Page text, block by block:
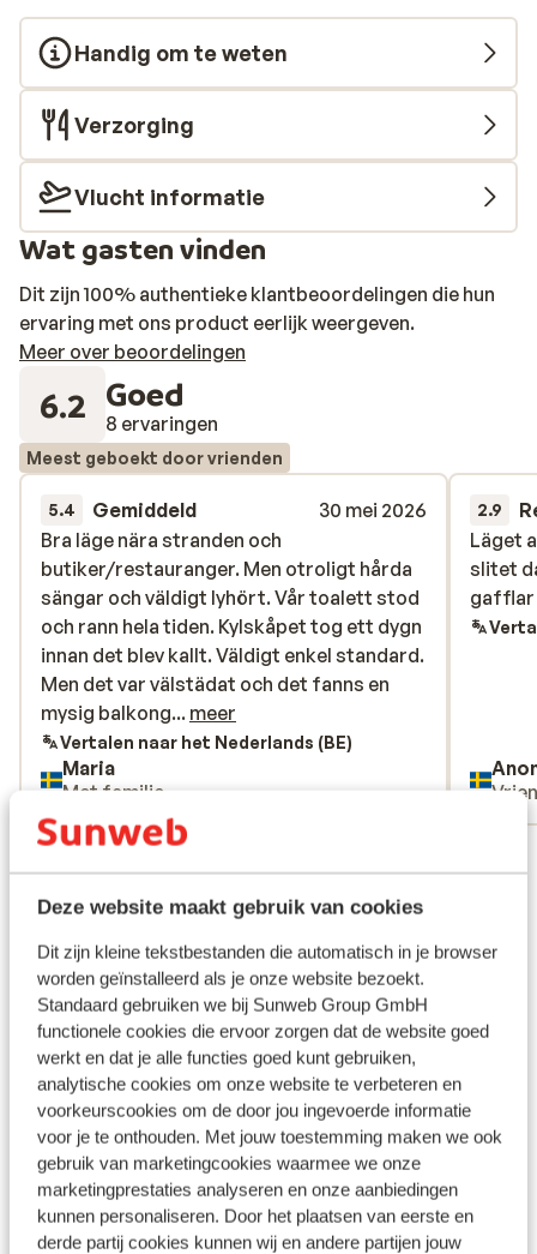
Deze website maakt gebruik van cookies
Dit zijn kleine tekstbestanden die automatisch in je browser
worden geïnstalleerd als je onze website bezoekt.
Standaard gebruiken we bij Sunweb Group GmbH
functionele cookies die ervoor zorgen dat de website goed
werkt en dat je alle functies goed kunt gebruiken,
analytische cookies om onze website te verbeteren en
voorkeurscookies om de door jou ingevoerde informatie
voor je te onthouden. Met jouw toestemming maken we ook
gebruik van marketingcookies waarmee we onze
marketingprestaties analyseren en onze aanbiedingen
kunnen personaliseren. Door het plaatsen van eerste en
derde partij cookies kunnen wij en andere partijen jouw
Handig om te weten
Verzorging
Vlucht informatie
Wat gasten vinden
Dit zijn 100% authentieke klantbeoordelingen die hun
ervaring met ons product eerlijk weergeven.
Meer over beoordelingen
6.2 Goed
8 ervaringen
Meest geboekt door vrienden
5.4 Gemiddeld
30 mei 2026
Bra läge nära stranden och
butiker/restauranger. Men otroligt hårda
sängar och väldigt lyhört. Vår toalett stod
och rann hela tiden. Kylskåpet tog ett dygn
innan det blev kallt. Väldigt enkel standard.
Men det var välstädat och det fanns en
mysig balkong med morgonsol. Jag skulle
välja något annat.
Bra läge nära stranden och
butiker/restauranger. Men otroligt hårda
sängar och väldigt lyhört. Vår toalett stod
och rann hela tiden. Kylskåpet tog ett dygn
innan det blev kallt. Väldigt enkel standard.
Men det var välstädat och det fanns en
mysig balkong... meer
Vertalen naar het Nederlands (BE)
Maria
Met familie
2.9
Läget
slitet
gafflar
Läget
slitet
gafflar
Bekijk alle 8 ervaringen
Ligging
Bekijk op kaart
In de buurt
Strand: 150 m
Centrum: 300 m